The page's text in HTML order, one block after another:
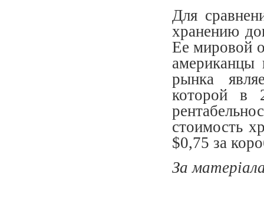
Для
хранению
Ее мировой
рынка
которой в
стоимость
$0,75 за
За